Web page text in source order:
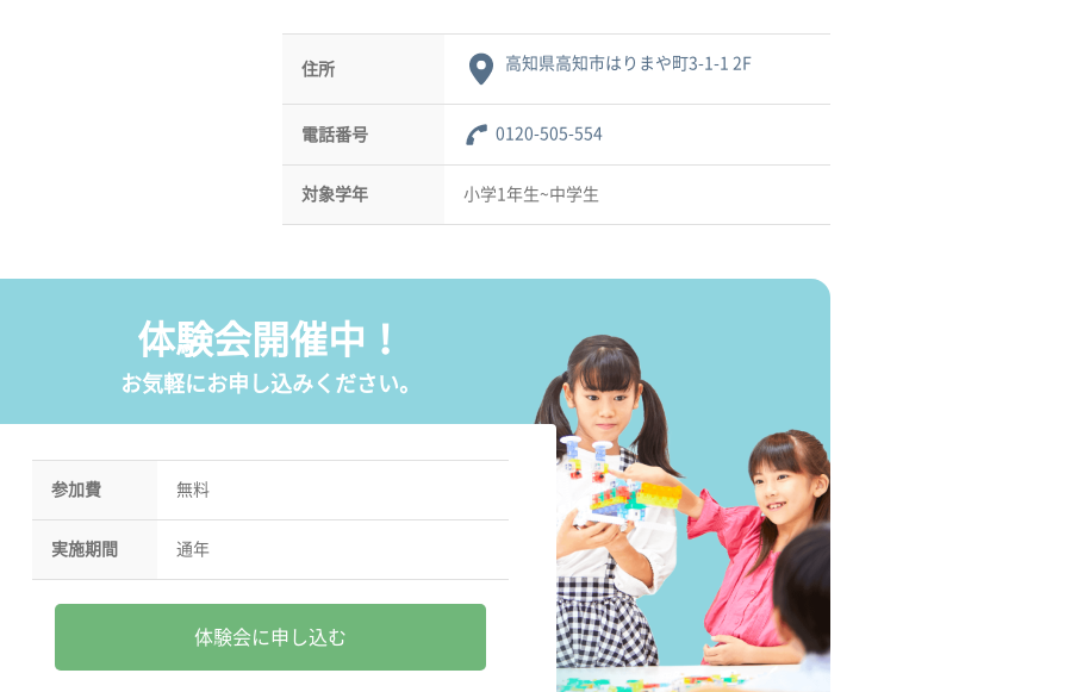
住所 高知県高知市はりまや町3-1-1 2F
電話番号 0120-505-554
対象学年 小学1年生~中学生
体験会開催中！
お気軽にお申し込みください。
参加費 無料
実施期間 通年
体験会に申し込む